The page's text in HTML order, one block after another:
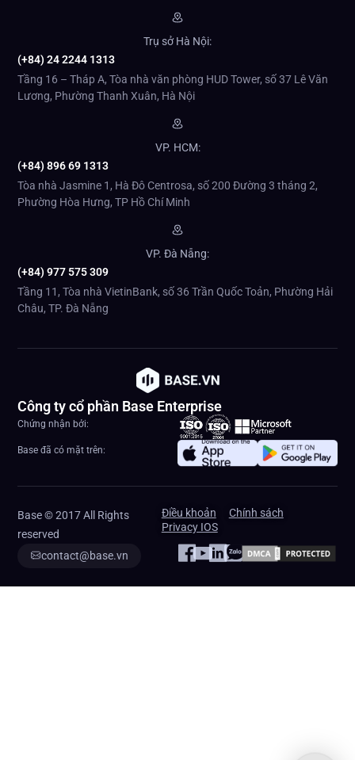
Trụ sở Hà Nội:
(+84) 24 2244 1313
Tầng 16 – Tháp A, Tòa nhà văn phòng HUD Tower, số 37 Lê Văn
Lương, Phường Thanh Xuân, Hà Nội
VP. HCM:
(+84) 896 69 1313
Tòa nhà Jasmine 1, Hà Đô Centrosa, số 200 Đường 3 tháng 2,
Phường Hòa Hưng, TP Hồ Chí Minh
VP. Đà Nẵng:
(+84) 977 575 309
Tầng 11, Tòa nhà VietinBank, số 36 Trần Quốc Toản, Phường Hải
Châu, TP. Đà Nẵng
Công ty cổ phần Base Enterprise
Chứng nhận bởi:
Base đã có mặt trên:
Base © 2017 All Rights
reserved
Điều khoản
Chính sách
Privacy IOS
contact@base.vn